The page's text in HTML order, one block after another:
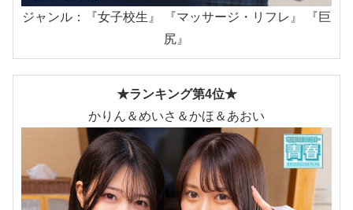
ジャンル：『女子校生』 『マッサージ・リフレ』 『巨
尻』
★ランキング第4位★
かりん＆めいさ＆かほ＆あおい